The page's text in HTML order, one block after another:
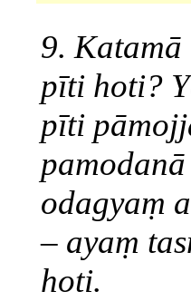
9. Katamā
pīti hoti?
pīti
odagyaṃ
– ayaṃ
hoti.